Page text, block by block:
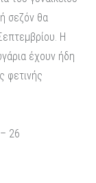
σεζόν θα
Η
έχουν ήδη
φετινής
26